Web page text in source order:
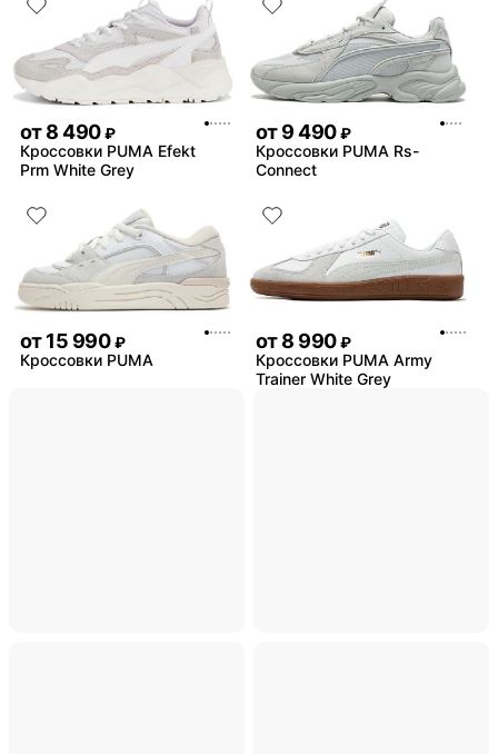
от8 490 ₽
Кроссовки PUMA Efekt
Prm White Grey
от9 490 ₽
Кроссовки PUMA Rs-
Connect
от15 990 ₽
Кроссовки PUMA
от8 990 ₽
Кроссовки PUMA Army
Trainer White Grey